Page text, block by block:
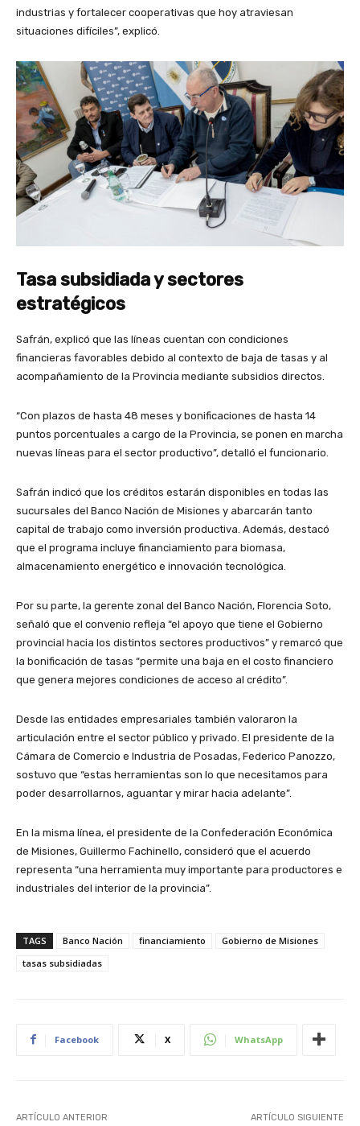
industrias y fortalecer cooperativas que hoy atraviesan
situaciones difíciles”, explicó.
Tasa subsidiada y sectores
estratégicos
Safrán, explicó que las líneas cuentan con condiciones
financieras favorables debido al contexto de baja de tasas y al
acompañamiento de la Provincia mediante subsidios directos.
“Con plazos de hasta 48 meses y bonificaciones de hasta 14
puntos porcentuales a cargo de la Provincia, se ponen en marcha
nuevas líneas para el sector productivo”, detalló el funcionario.
Safrán indicó que los créditos estarán disponibles en todas las
sucursales del Banco Nación de Misiones y abarcarán tanto
capital de trabajo como inversión productiva. Además, destacó
que el programa incluye financiamiento para biomasa,
almacenamiento energético e innovación tecnológica.
Por su parte, la gerente zonal del Banco Nación, Florencia Soto,
señaló que el convenio refleja “el apoyo que tiene el Gobierno
provincial hacia los distintos sectores productivos” y remarcó que
la bonificación de tasas “permite una baja en el costo financiero
que genera mejores condiciones de acceso al crédito”.
Desde las entidades empresariales también valoraron la
articulación entre el sector público y privado. El presidente de la
Cámara de Comercio e Industria de Posadas, Federico Panozzo,
sostuvo que “estas herramientas son lo que necesitamos para
poder desarrollarnos, aguantar y mirar hacia adelante”.
En la misma línea, el presidente de la Confederación Económica
de Misiones, Guillermo Fachinello, consideró que el acuerdo
representa “una herramienta muy importante para productores e
industriales del interior de la provincia”.
TAGS Banco Nación financiamiento
Gobierno de Misiones
tasas subsidiadas
Facebook X WhatsApp
ARTÍCULO ANTERIOR ARTÍCULO SIGUIENTE